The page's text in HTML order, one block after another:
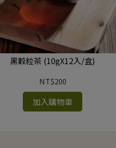
黑穀粒茶 (10gX12入/盒)
NT$200
加入購物車